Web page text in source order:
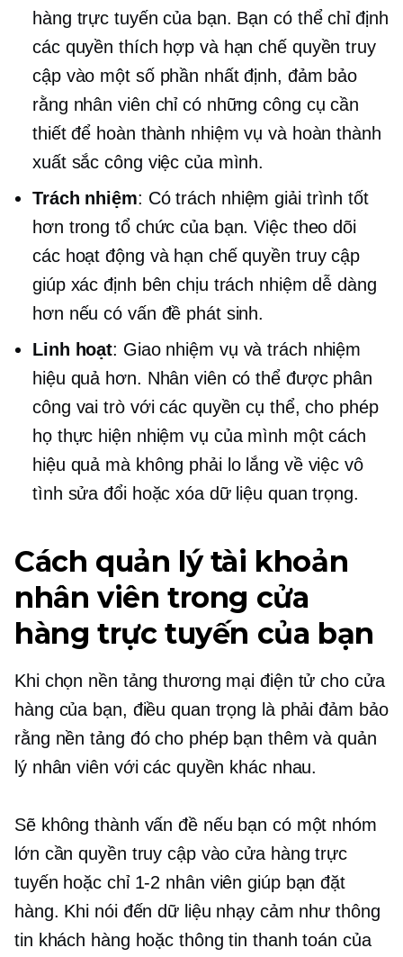
hàng trực tuyến của bạn. Bạn có thể chỉ định
các quyền thích hợp và hạn chế quyền truy
cập vào một số phần nhất định, đảm bảo
rằng nhân viên chỉ có những công cụ cần
thiết để hoàn thành nhiệm vụ và hoàn thành
xuất sắc công việc của mình.
Trách nhiệm: Có trách nhiệm giải trình tốt
hơn trong tổ chức của bạn. Việc theo dõi
các hoạt động và hạn chế quyền truy cập
giúp xác định bên chịu trách nhiệm dễ dàng
hơn nếu có vấn đề phát sinh.
Linh hoạt: Giao nhiệm vụ và trách nhiệm
hiệu quả hơn. Nhân viên có thể được phân
công vai trò với các quyền cụ thể, cho phép
họ thực hiện nhiệm vụ của mình một cách
hiệu quả mà không phải lo lắng về việc vô
tình sửa đổi hoặc xóa dữ liệu quan trọng.
Cách quản lý tài khoản
nhân viên trong cửa
hàng trực tuyến của bạn
Khi chọn nền tảng thương mại điện tử cho cửa
hàng của bạn, điều quan trọng là phải đảm bảo
rằng nền tảng đó cho phép bạn thêm và quản
lý nhân viên với các quyền khác nhau.
Sẽ không thành vấn đề nếu bạn có một nhóm
lớn cần quyền truy cập vào cửa hàng trực
tuyến hoặc chỉ 1-2 nhân viên giúp bạn đặt
hàng. Khi nói đến dữ liệu nhạy cảm như thông
tin khách hàng hoặc thông tin thanh toán của